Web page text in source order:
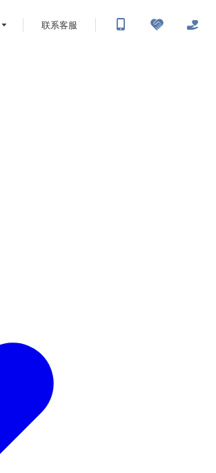
联系客服